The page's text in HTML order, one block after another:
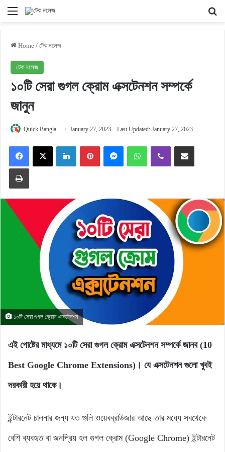
Menu
Home / টেক নলেজ
টেক নলেজ
১০টি সেরা গুগল ক্রোম এক্সটেনশন সম্পর্কে
জানুন
Quick Bangla January 27, 2023 Last Updated: January 27, 2023
FacebookX LinkedInPinterestMessengerWhatsAppViber Share via Email
Print
১০টি সেরা গুগল ক্রোম এক্সটেনশন
এই পোষ্টের মাধ্যমে ১০টি সেরা গুগল ক্রোম এক্সটেনশন সম্পর্কে জানব (10
Best Google Chrome Extensions)। যে এক্সটেনশন গুলো খুবই
দরকারী হয়ে থাকে।
ইন্টারনেট চালনার জন্য যত গুলি ওয়েবব্রাউজার আছে তার মধ্যে সবথেকে
বেশি ব্যবহৃত বা জনপ্রিয় হল গুগল ক্রোম (Google Chrome) ইন্টারনেট